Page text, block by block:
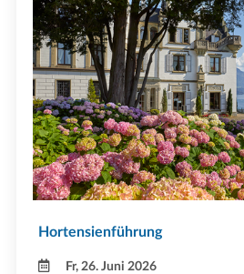
Hortensienführung
Fr, 26. Juni 2026